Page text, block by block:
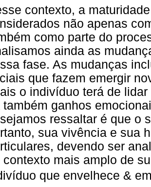
contexto, a
não apenas
como parte do
ainda as
fase. As mudanças
que fazem emergir
o indivíduo terá de
também ganhos
ressaltar é que o
sua vivência e sua
devendo ser
contexto mais amplo de
que envelhece &